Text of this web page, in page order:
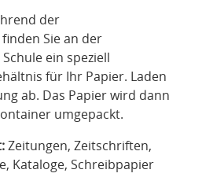
der
Sie an der
ein speziell
für Ihr Papier. Laden
ab. Das Papier wird dann
umgepackt.
Zeitungen, Zeitschriften,
Kataloge, Schreibpapier